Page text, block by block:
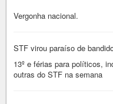
Vergonha nacional.
STF virou paraíso de
13º e férias para políticos,
outras do STF na semana